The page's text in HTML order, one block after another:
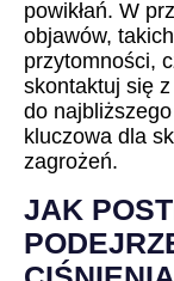
powikłań. W
objawów,
przytomności,
skontaktuj się
do
kluczowa dla
zagrożeń.
JAK